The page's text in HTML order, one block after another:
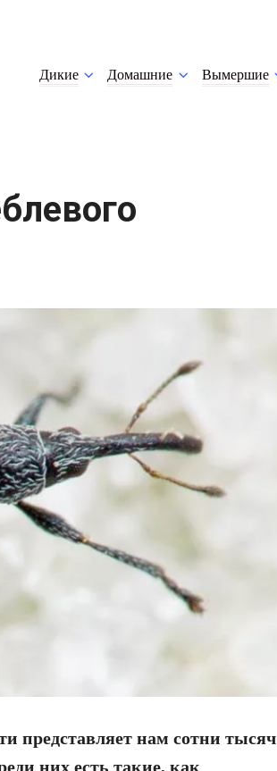
Дикие Домашние Вымершие
представляет нам сотни тысяч
них есть такие, как